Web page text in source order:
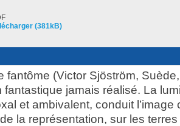
(381kB)
fantôme (Victor Sjöström,
fantastique jamais réalisé. La
et ambivalent, conduit
la représentation, sur les terres